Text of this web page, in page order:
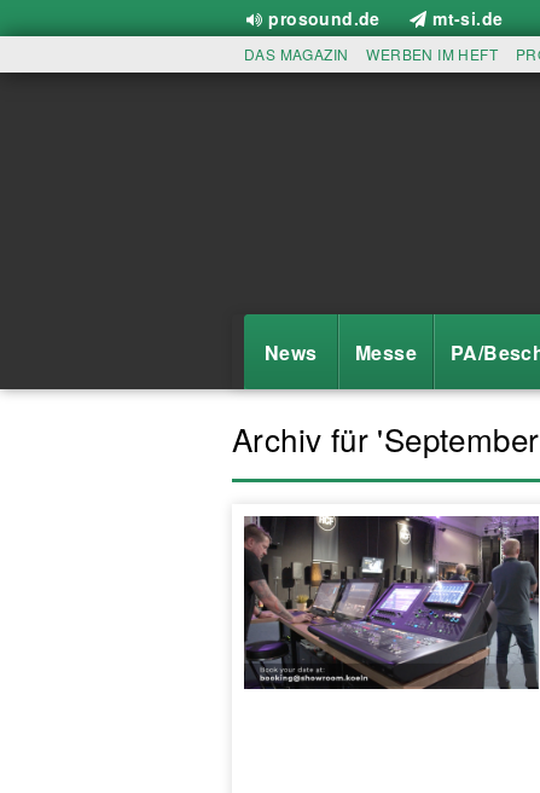
prosound.de mt-si.de
DAS MAGAZIN WERBEN IM HEFT
News Messe PA/
Archiv für